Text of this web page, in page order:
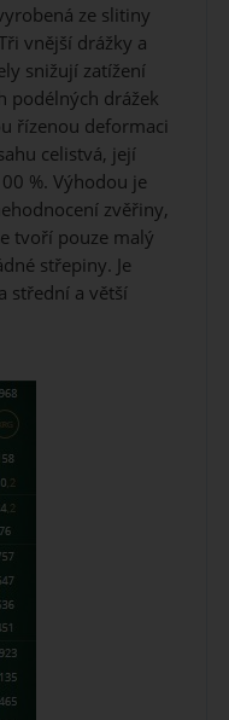
ze slitiny
vnější drážky a
snižují zatížení
podélných drážek
řízenou deformaci
celistvá, její
%. Výhodou je
zvěřiny,
tvoří pouze malý
střepiny. Je
střední a větší